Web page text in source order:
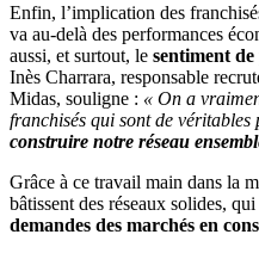
Enfin, l’implication des
va au-delà des performances
aussi, et surtout, le sentiment
Inès Charrara, responsable
Midas, souligne : « On a
franchisés qui sont de véritables
construire notre réseau
Grâce à ce travail main dans la
bâtissent des réseaux solides,
demandes des marchés en